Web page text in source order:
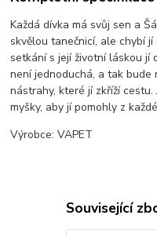
Každá dívka má svůj sen a
skvělou tanečnicí, ale chybí
setkání s její životní láskou jí
není jednoduchá, a tak bude
nástrahy, které jí zkříží cestu.
myšky, aby jí pomohly z
Výrobce: VAPET
Související